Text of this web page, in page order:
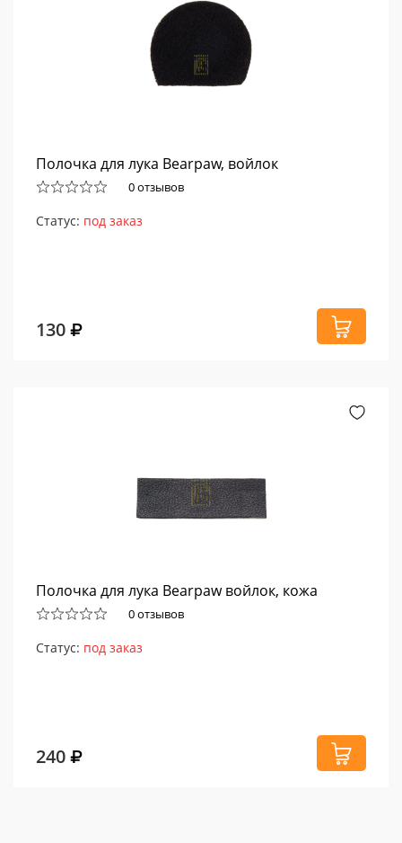
Полочка для лука Bearpaw, войлок
0 отзывов
Статус: под заказ
130
Полочка для лука Bearpaw войлок, кожа
0 отзывов
Статус: под заказ
240